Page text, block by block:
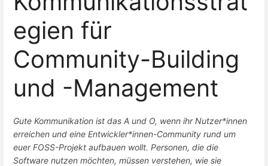
egien für
Community-Building
und -Management
Gute Kommunikation ist das A und O, wenn ihr Nutzer*innen
erreichen und eine Entwickler*innen-Community rund um
euer FOSS-Projekt aufbauen wollt. Personen, die die
Software nutzen möchten, müssen verstehen, wie sie